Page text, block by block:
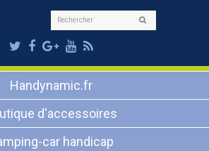
Rechercher
Twitter
Facebook
Google
Plus
Youtube
RSS
Handynamic.fr
d'accessoires
car handicap